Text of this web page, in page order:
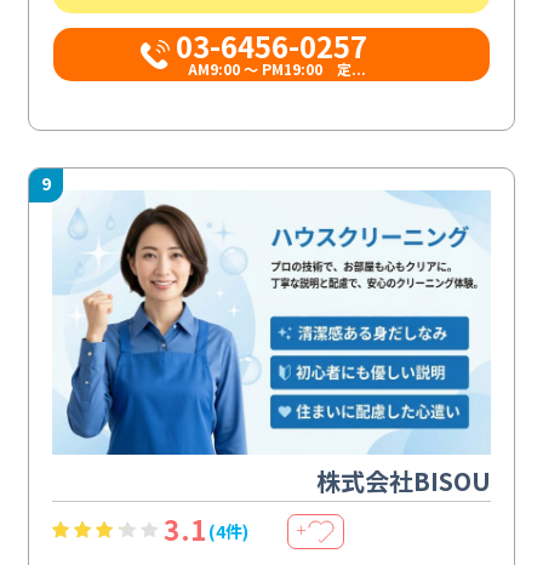
03-6456-0257
AM9:00 ～ PM19:00 定...
9
株式会社BISOU
3.1 (4件) ＋